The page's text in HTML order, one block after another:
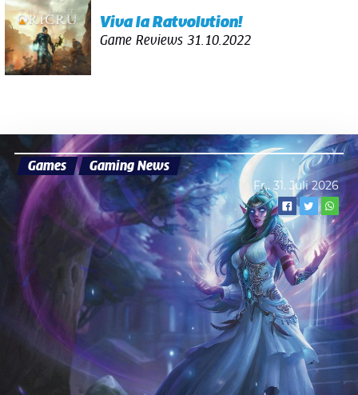
Viva la Ratvolution!
Game Reviews 31.10.2022
Games Gaming News
Fr., 31. Juli 2026